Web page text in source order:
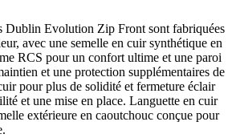
Evolution Zip Front sont fabriquées
avec une semelle en cuir synthétique en
RCS pour un confort ultime et une paroi
et une protection supplémentaires de
pour plus de solidité et fermeture éclair
et une mise en place. Languette en cuir
extérieure en caoutchouc conçue pour